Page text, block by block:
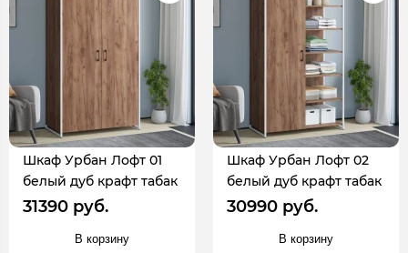
Шкаф Урбан Лофт 01
белый дуб крафт табак
31390 руб.
В корзину
Шкаф Урбан Лофт 02
белый дуб крафт табак
30990 руб.
В корзину